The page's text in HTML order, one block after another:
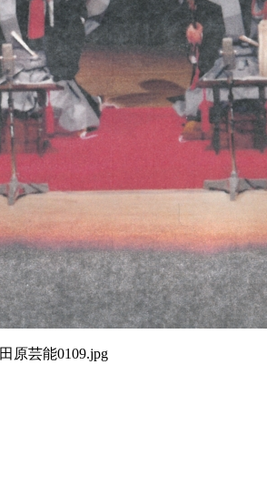
田原芸能0109.jpg